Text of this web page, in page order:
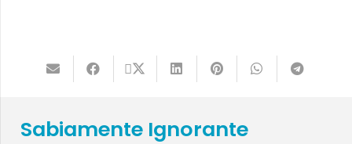
Sabiamente Ignorante